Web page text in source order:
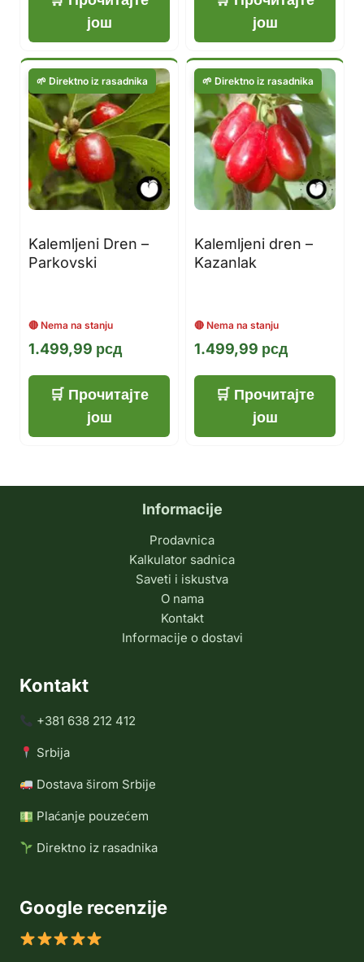
још
још
Kalemljeni Dren –
Parkovski
1.499,99 рсд
Прочитајте
још
Kalemljeni dren –
Kazanlak
1.499,99 рсд
Прочитајте
још
Informacije
Prodavnica
Kalkulator sadnica
Saveti i iskustva
O nama
Kontakt
Informacije o dostavi
Kontakt
+381 638 212 412
Srbija
Dostava širom Srbije
Plaćanje pouzećem
Direktno iz rasadnika
Google recenzije